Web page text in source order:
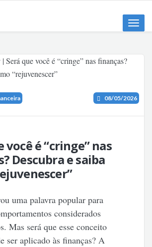
Toggle
08/05/2026
você é “cringe” nas
Descubra e saiba
uma palavra popular para
considerados
Mas será que esse conceito
ser aplicado às finanças? A